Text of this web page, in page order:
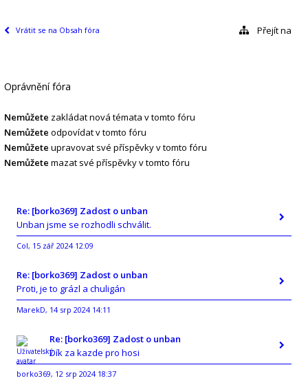
Vrátit se na Obsah fóra Přejít na
Oprávnění fóra
Nemůžete zakládat nová témata v tomto fóru
Nemůžete odpovídat v tomto fóru
Nemůžete upravovat své příspěvky v tomto fóru
Nemůžete mazat své příspěvky v tomto fóru
Re: [borko369] Zadost o unban
Unban jsme se rozhodli schválit.
Col, 15 zář 2024 12:09
Re: [borko369] Zadost o unban
Proti, je to grázl a chuligán
MarekD, 14 srp 2024 14:11
Re: [borko369] Zadost o unban
Dík za kazde pro hosi
borko369, 12 srp 2024 18:37